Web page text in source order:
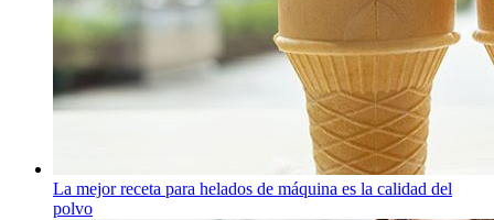
La mejor receta para helados de máquina es la calidad del
polvo